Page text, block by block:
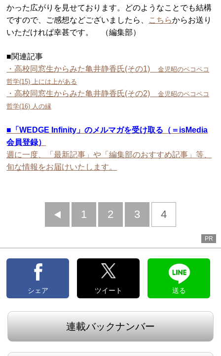
かった広がりを見せております。どのようなことでも結構
ですので、ご感想などございましたら、
こちらからお送り
いただければ幸甚です。 （編集部）
■関連記事
・高校同窓生からみた亀井静香氏(その1)金児昭のペコペコ
哲学(15) 上には上がある
・高校同窓生からみた亀井静香氏(その2)金児昭のペコペコ
哲学(16) 人の縁
■ 「WEDGE Infinity」のメルマガを受け取る（＝isMedia
会員登録）
週に一度、「最新記事」や「編集部のおすすめ記事」等、
旬な情報をお届けいたします。
前
1 2 3 4
PR
シェア ツイート 送る
連載バックナンバー